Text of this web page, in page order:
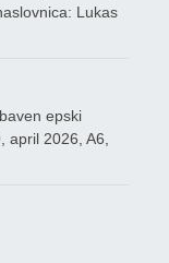
Lukas
epski
2026, A6,